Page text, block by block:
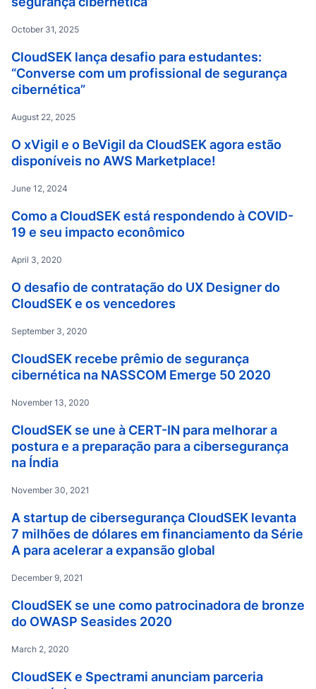
October 31, 2025
CloudSEK lança desafio para estudantes:
“Converse com um profissional de segurança
cibernética”
August 22, 2025
O xVigil e o BeVigil da CloudSEK agora estão
disponíveis no AWS Marketplace!
June 12, 2024
Como a CloudSEK está respondendo à COVID-
19 e seu impacto econômico
April 3, 2020
O desafio de contratação do UX Designer do
CloudSEK e os vencedores
September 3, 2020
CloudSEK recebe prêmio de segurança
cibernética na NASSCOM Emerge 50 2020
November 13, 2020
CloudSEK se une à CERT-IN para melhorar a
postura e a preparação para a cibersegurança
na Índia
November 30, 2021
A startup de cibersegurança CloudSEK levanta
7 milhões de dólares em financiamento da Série
A para acelerar a expansão global
December 9, 2021
CloudSEK se une como patrocinadora de bronze
do OWASP Seasides 2020
March 2, 2020
CloudSEK e Spectrami anunciam parceria